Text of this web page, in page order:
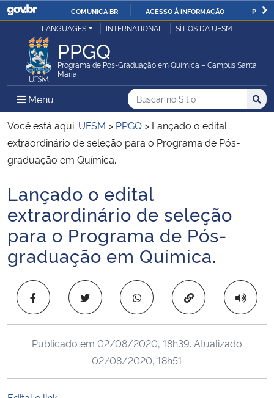
IR
O
COMUNICA BR ACESSO À INFORMAÇÃO
Ministério da Justiça e Segurança Pública
Ministério da Defesa
Ministério das Relações Exteriores
Ministério da Economia
Ministério da Infraestrutura
Ministério da Agricultura, Pecuária e Abastecimento
Ministério da Educação
Ministério da Cidadania
Ministério da Saúde
Ministério de Minas e Energia
Ministério da Ciência, Tecnologia, Inovações e Comunicações
LANGUAGES INTERNATIONAL SÍTIOS DA UFSM
PPGQ
Programa de Pós-Graduação em Química – Campus Santa
Maria
Menu Menu Principal do Sítio
Busca
Buscar no no Sítio
Busca:
Você está aqui: UFSM > PPGQ > Lançado o edital
extraordinário de seleção para o Programa de Pós-
graduação em Química.
Início do conteúdo
Lançado o edital
extraordinário de seleção
para o Programa de Pós-
graduação em Química.
Copiar para área
Publicado em 02/08/2020, 18h39. Atualizado
02/08/2020, 18h51